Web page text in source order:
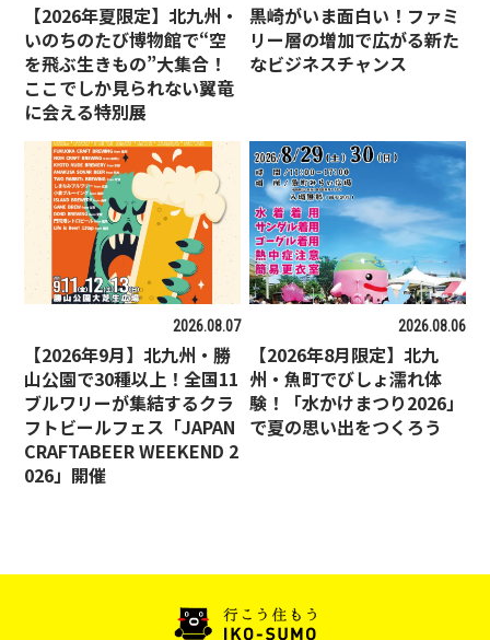
【2026年夏限定】北九州・
いのちのたび博物館で“空
を飛ぶ生きもの”大集合！
ここでしか見られない翼竜
に会える特別展
黒崎がいま面白い！ファミ
リー層の増加で広がる新た
なビジネスチャンス
2026.08.07
【2026年9月】北九州・勝
山公園で30種以上！全国11
ブルワリーが集結するクラ
フトビールフェス「JAPAN
CRAFTABEER WEEKEND 2
026」開催
2026.08.06
【2026年8月限定】北九
州・魚町でびしょ濡れ体
験！「水かけまつり2026」
で夏の思い出をつくろう